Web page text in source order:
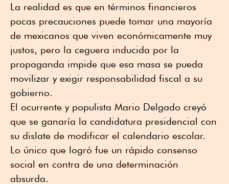
La realidad es que en términos financieros
pocas precauciones puede tomar una mayoría
de mexicanos que viven económicamente muy
justos, pero la ceguera inducida por la
propaganda impide que esa masa se pueda
movilizar y exigir responsabilidad fiscal a su
gobierno.
El ocurrente y populista Mario Delgado creyó
que se ganaría la candidatura presidencial con
su dislate de modificar el calendario escolar.
Lo único que logró fue un rápido consenso
social en contra de una determinación
absurda.